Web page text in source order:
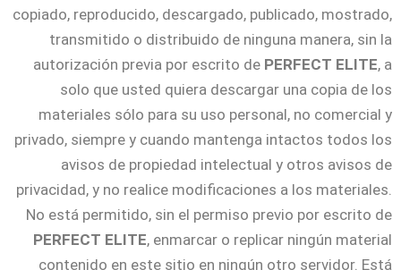
copiado, reproducido, descargado, publicado, mostrado,
transmitido o distribuido de ninguna manera, sin la
autorización previa por escrito de PERFECT ELITE, a
solo que usted quiera descargar una copia de los
materiales sólo para su uso personal, no comercial y
privado, siempre y cuando mantenga intactos todos los
avisos de propiedad intelectual y otros avisos de
privacidad, y no realice modificaciones a los materiales.
No está permitido, sin el permiso previo por escrito de
PERFECT ELITE, enmarcar o replicar ningún material
contenido en este sitio en ningún otro servidor. Está